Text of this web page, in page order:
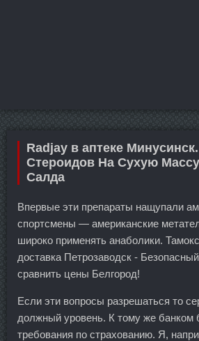
Radjay в аптеке
Стероидов На Сухую
Салда
Впервые эти препараты нащупали
спортсмены — американские
широко применять анаболики.
доставка Петрозаводск -
сравнить цены Белгород!
Если эти вопросы разрешаться то
должный уровень. К тому же банком
требования по страхованию. Я,